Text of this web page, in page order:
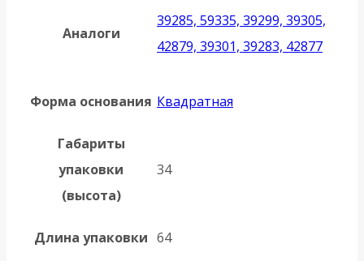
Аналоги
39285, 59335, 39299, 39305,
42879, 39301, 39283, 42877
Форма основания Квадратная
Габариты
упаковки
(высота)
34
Длина упаковки 64